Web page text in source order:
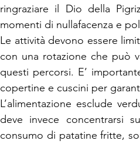
ringraziare il Dio della
momenti di nullafacenza e
Le attività devono essere
con una rotazione che può
questi percorsi. E’
copertine e cuscini per
L’alimentazione esclude
deve invece concentrarsi
consumo di patatine fritte,